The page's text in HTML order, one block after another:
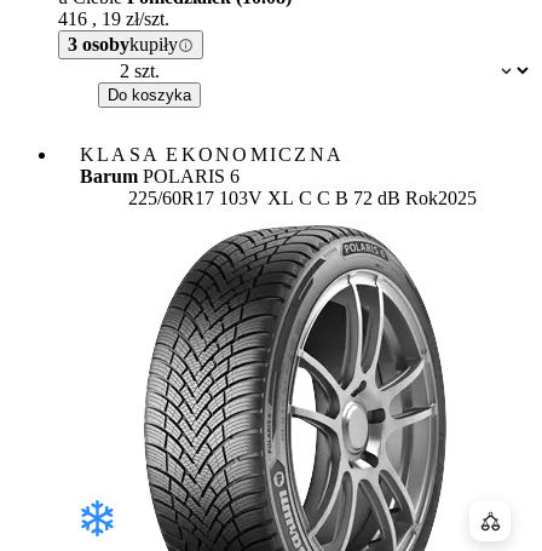
Dostępność:
416 , 19 zł/szt.
3 osobykupiły
Do koszyka
KLASA EKONOMICZNA
Barum POLARIS 6
225/60R17 103V XL Etykieta:
C C B 72 dB Rok2025